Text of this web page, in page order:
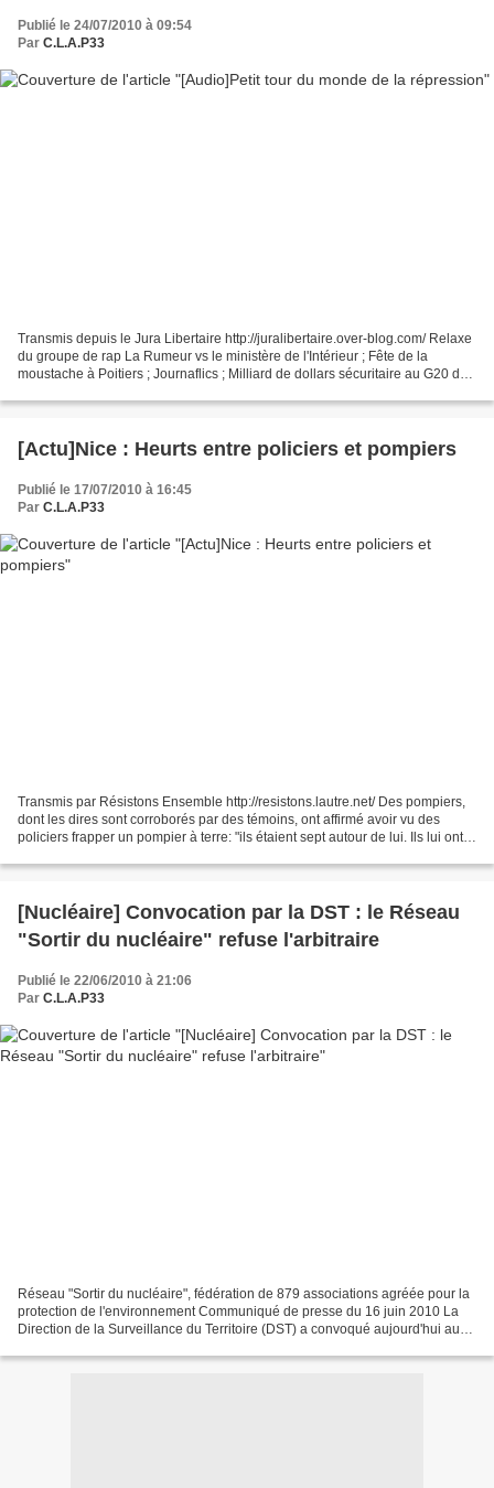
Publié le 24/07/2010 à 09:54
Par C.L.A.P33
Transmis depuis le Jura Libertaire http://juralibertaire.over-blog.com/ Relaxe
du groupe de rap La Rumeur vs le ministère de l'Intérieur ; Fête de la
moustache à Poitiers ; Journaflics ; Milliard de dollars sécuritaire au G20 de
[Actu]Nice : Heurts entre policiers et pompiers
Publié le 17/07/2010 à 16:45
Par C.L.A.P33
Transmis par Résistons Ensemble http://resistons.lautre.net/ Des pompiers,
dont les dires sont corroborés par des témoins, ont affirmé avoir vu des
policiers frapper un pompier à terre: "ils étaient sept autour de lui. Ils lui ont
[Nucléaire] Convocation par la DST : le Réseau
"Sortir du nucléaire" refuse l'arbitraire
Publié le 22/06/2010 à 21:06
Par C.L.A.P33
Réseau "Sortir du nucléaire", fédération de 879 associations agréée pour la
protection de l'environnement Communiqué de presse du 16 juin 2010 La
Direction de la Surveillance du Territoire (DST) a convoqué aujourd'hui au